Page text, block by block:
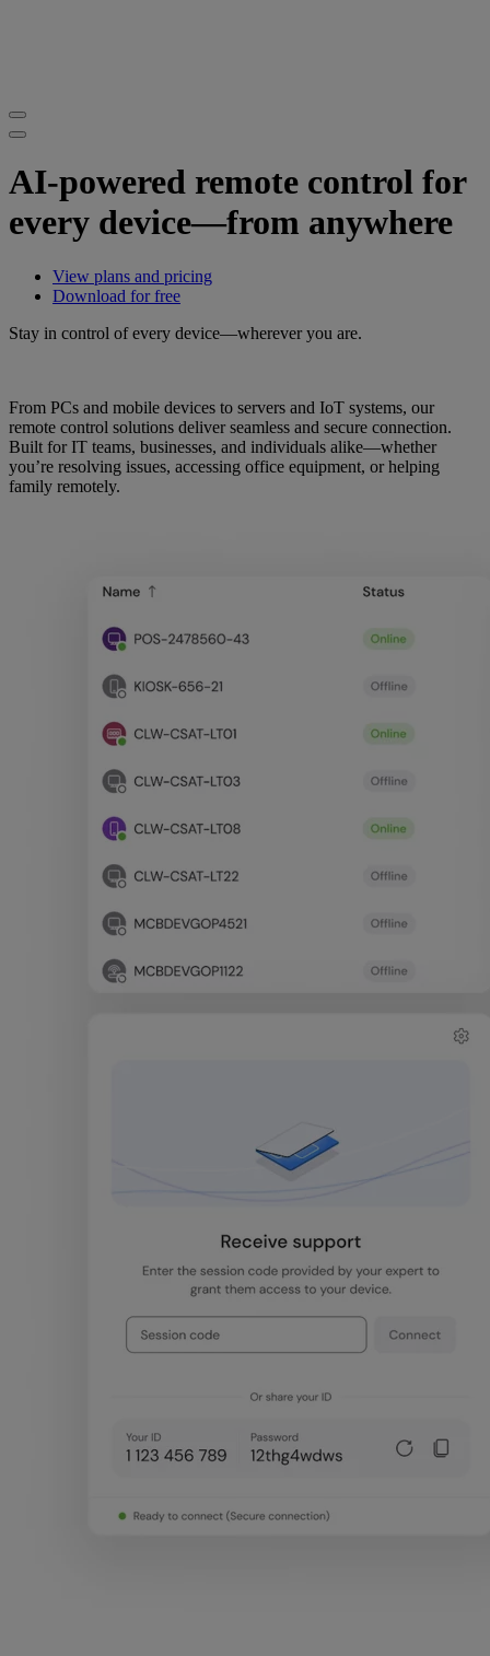
AI-powered remote control for
every device—from anywhere
View plans and pricing
Download for free
Stay in control of every device—wherever you are.
From PCs and mobile devices to servers and IoT systems, our
remote control solutions deliver seamless and secure connection.
Built for IT teams, businesses, and individuals alike—whether
you’re resolving issues, accessing office equipment, or helping
family remotely.